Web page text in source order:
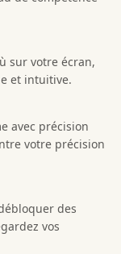
sur votre écran,
et intuitive.
avec précision
votre précision
des
vos